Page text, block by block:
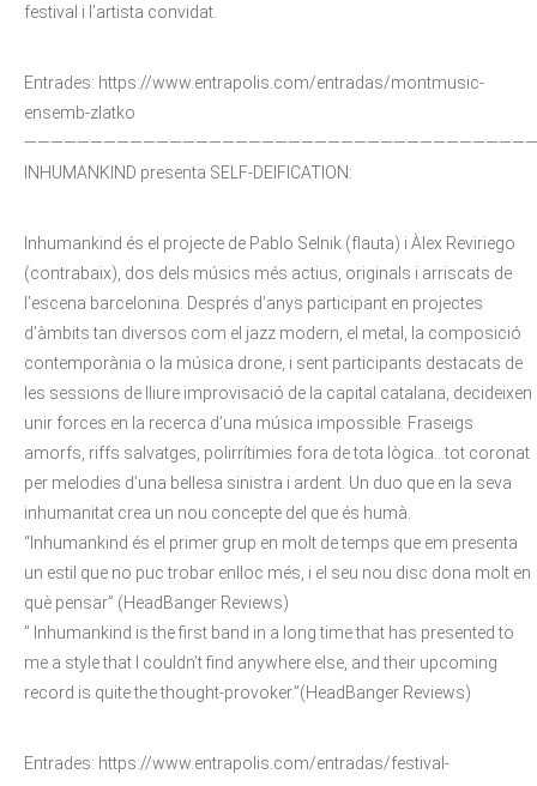
festival i l’artista convidat.
Entrades: https://www.entrapolis.com/entradas/montmusic-
ensemb-zlatko
———————————————————————————————————————
INHUMANKIND presenta SELF-DEIFICATION:
Inhumankind és el projecte de Pablo Selnik (flauta) i Àlex Reviriego
(contrabaix), dos dels músics més actius, originals i arriscats de
l’escena barcelonina. Després d’anys participant en projectes
d’àmbits tan diversos com el jazz modern, el metal, la composició
contemporània o la música drone, i sent participants destacats de
les sessions de lliure improvisació de la capital catalana, decideixen
unir forces en la recerca d’una música impossible. Fraseigs
amorfs, riffs salvatges, polirrítimies fora de tota lògica…tot coronat
per melodies d’una bellesa sinistra i ardent. Un duo que en la seva
inhumanitat crea un nou concepte del que és humà.
“Inhumankind és el primer grup en molt de temps que em presenta
un estil que no puc trobar enlloc més, i el seu nou disc dona molt en
què pensar” (HeadBanger Reviews)
” Inhumankind is the first band in a long time that has presented to
me a style that I couldn’t find anywhere else, and their upcoming
record is quite the thought-provoker.”(HeadBanger Reviews)
Entrades: https://www.entrapolis.com/entradas/festival-